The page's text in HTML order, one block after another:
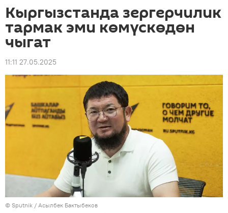
Кыргызстанда зергерчилик
тармак эми көмүскөдөн
чыгат
11:11 27.05.2025
© Sputnik / Асылбек Бактыбеков